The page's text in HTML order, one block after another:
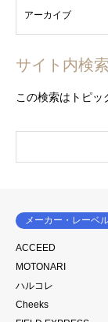
サイト内検索
この検索はトピッ
メーカー・レーベ
ACCEED
MOTONARI
ハルコレ
Cheeks